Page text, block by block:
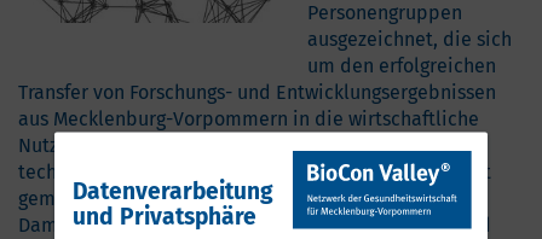
Personengruppen
ausgezeichnet, die sich
um den erfolgreichen
Transfer von Forschungs- und Entwicklungsergebnissen
aus Mecklenburg-Vorpommern in die wirtschaftliche
Nutzung in Form von Produkten, Verfahren und
technologischen Dienstleistungen besonders verdient
gemacht haben.
Damit soll der Preis auch zu weiteren Forschungs- und
Datenverarbeitung
und Privatsphäre